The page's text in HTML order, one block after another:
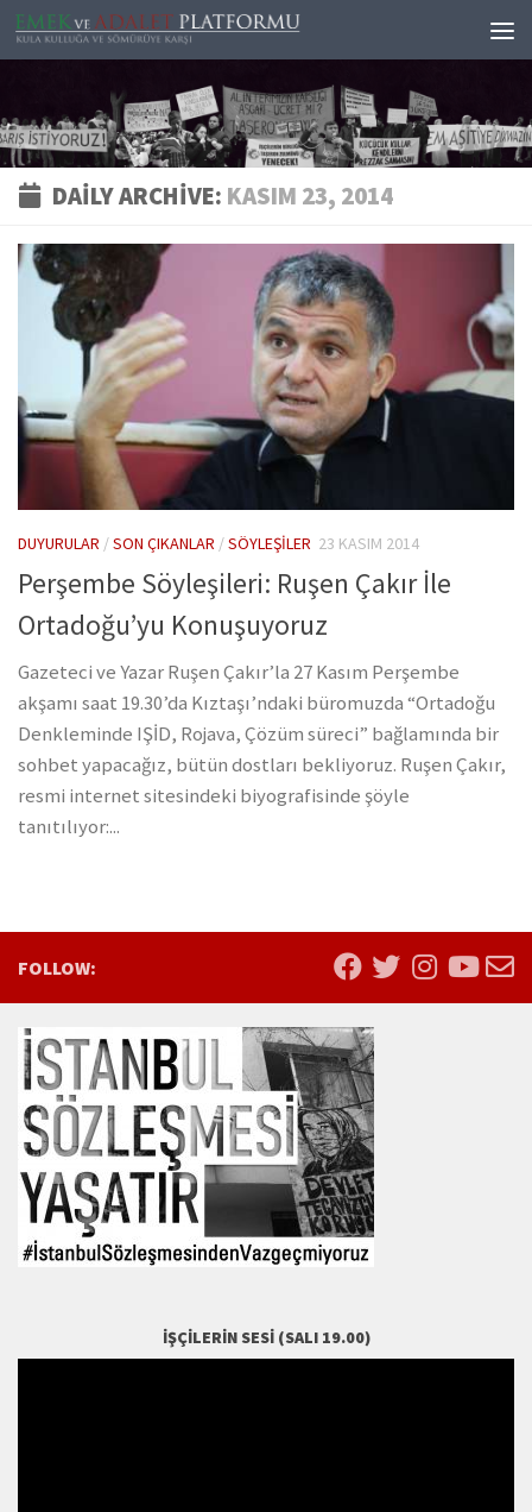
Skip to content
DAILY ARCHIVE: KASIM 23, 2014
DUYURULAR /SON ÇIKANLAR /SÖYLEŞILER 23 KASIM 2014
Perşembe Söyleşileri: Ruşen Çakır İle
Ortadoğu’yu Konuşuyoruz
Gazeteci ve Yazar Ruşen Çakır’la 27 Kasım Perşembe
akşamı saat 19.30’da Kıztaşı’ndaki büromuzda “Ortadoğu
Denkleminde IŞİD, Rojava, Çözüm süreci” bağlamında bir
sohbet yapacağız, bütün dostları bekliyoruz. Ruşen Çakır,
resmi internet sitesindeki biyografisinde şöyle
tanıtılıyor:...
FOLLOW:
İŞÇILERIN SESI (SALI 19.00)